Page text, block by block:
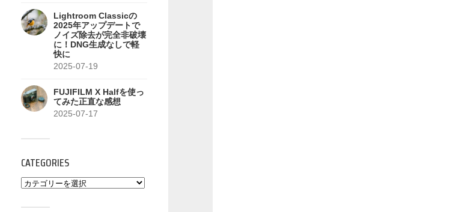
Lightroom Classicの
2025年アップデートで
ノイズ除去が完全非破壊
に！DNG生成なしで軽
快に
2025-07-19
FUJIFILM X Halfを使っ
てみた正直な感想
2025-07-17
CATEGORIES